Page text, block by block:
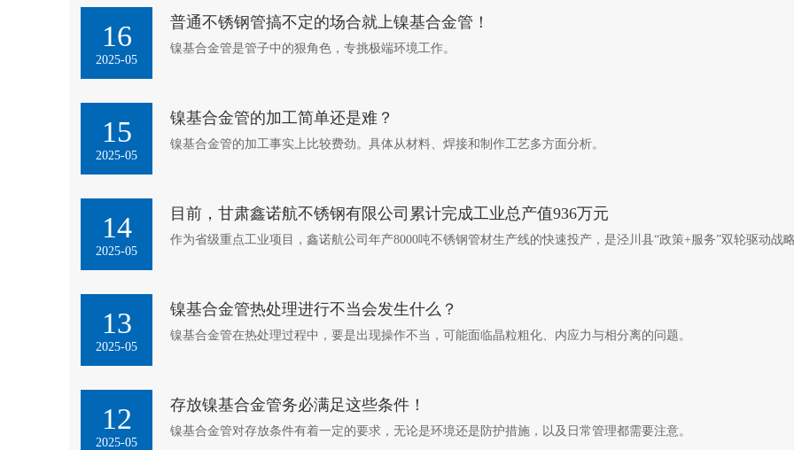
16
2025-05
普通不锈钢管搞不定的场合就上镍基合金管！
镍基合金管是管子中的狠角色，专挑极端环境工作。
15
2025-05
镍基合金管的加工简单还是难？
镍基合金管的加工事实上比较费劲。具体从材料、焊接和制作工艺多方面分析。
14
2025-05
目前，甘肃鑫诺航不锈钢有限公司累计完成工业总产值936万元
作为省级重点工业项目，鑫诺航公司年产8000吨不锈钢管材生产线的快速投产，是泾川县“政策+服务”双轮驱动战
13
2025-05
镍基合金管热处理进行不当会发生什么？
镍基合金管在热处理过程中，要是出现操作不当，可能面临晶粒粗化、内应力与相分离的问题。
12
2025-05
存放镍基合金管务必满足这些条件！
镍基合金管对存放条件有着一定的要求，无论是环境还是防护措施，以及日常管理都需要注意。